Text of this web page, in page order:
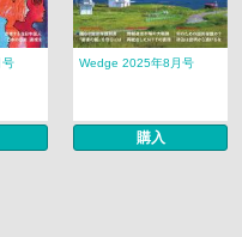
号 Wedge 2025年8月号
購入